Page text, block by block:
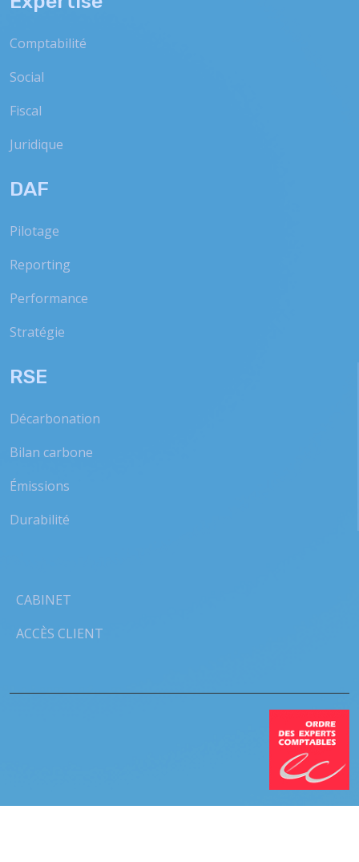
Comptabilité
Social
Fiscal
Juridique
DAF
Pilotage
Reporting
Performance
Stratégie
RSE
Décarbonation
Bilan carbone
Émissions
Durabilité
CABINET
ACCÈS CLIENT